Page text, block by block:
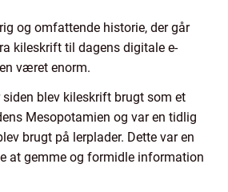
og omfattende historie, der går
kileskrift til dagens digitale e-
været enorm.
blev kileskrift brugt som et
Mesopotamien og var en tidlig
brugt på lerplader. Dette var en
at gemme og formidle information